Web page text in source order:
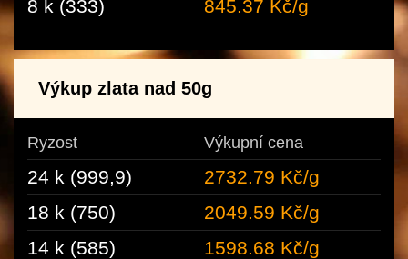
8 k (333)
845.37 Kč/g
Výkup zlata nad 50g
Ryzost Výkupní cena
24 k (999,9)
2732.79 Kč/g
18 k (750)
2049.59 Kč/g
14 k (585)
1598.68 Kč/g